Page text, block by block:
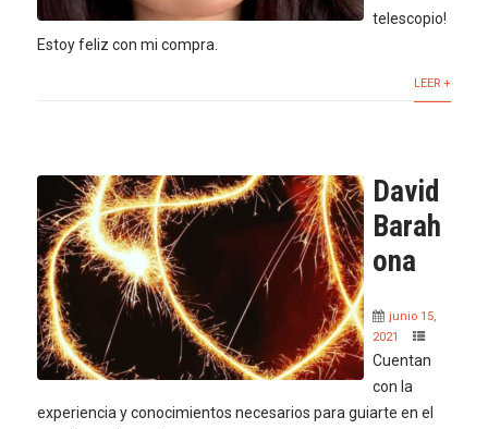
telescopio!
Estoy feliz con mi compra.
LEER +
David
Barah
ona
junio 15,
2021
Cuentan
con la
experiencia y conocimientos necesarios para guiarte en el